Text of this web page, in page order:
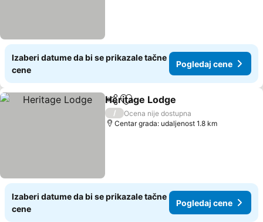
Izaberi datume da bi se prikazale tačne
cene
Pogledaj cene
Deli Dodati u favorite
Heritage Lodge
/
Ocena nije dostupna
Centar grada: udaljenost 1.8 km
Izaberi datume da bi se prikazale tačne
cene
Pogledaj cene